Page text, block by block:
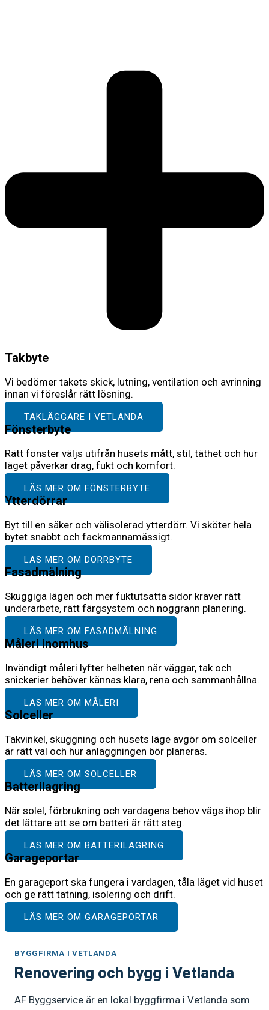
Takbyte
Vi bedömer takets skick, lutning, ventilation och avrinning
innan vi föreslår rätt lösning.
TAKLÄGGARE I VETLANDA
Fönsterbyte
Rätt fönster väljs utifrån husets mått, stil, täthet och hur
läget påverkar drag, fukt och komfort.
LÄS MER OM FÖNSTERBYTE
Ytterdörrar
Byt till en säker och välisolerad ytterdörr. Vi sköter hela
bytet snabbt och fackmannamässigt.
LÄS MER OM DÖRRBYTE
Fasadmålning
Skuggiga lägen och mer fuktutsatta sidor kräver rätt
underarbete, rätt färgsystem och noggrann planering.
LÄS MER OM FASADMÅLNING
Måleri inomhus
Invändigt måleri lyfter helheten när väggar, tak och
snickerier behöver kännas klara, rena och sammanhållna.
LÄS MER OM MÅLERI
Solceller
Takvinkel, skuggning och husets läge avgör om solceller
är rätt val och hur anläggningen bör planeras.
LÄS MER OM SOLCELLER
Batterilagring
När solel, förbrukning och vardagens behov vägs ihop blir
det lättare att se om batteri är rätt steg.
LÄS MER OM BATTERILAGRING
Garageportar
En garageport ska fungera i vardagen, tåla läget vid huset
och ge rätt tätning, isolering och drift.
LÄS MER OM GARAGEPORTAR
BYGGFIRMA I VETLANDA
Renovering och bygg i Vetlanda
AF Byggservice är en lokal byggfirma i Vetlanda som